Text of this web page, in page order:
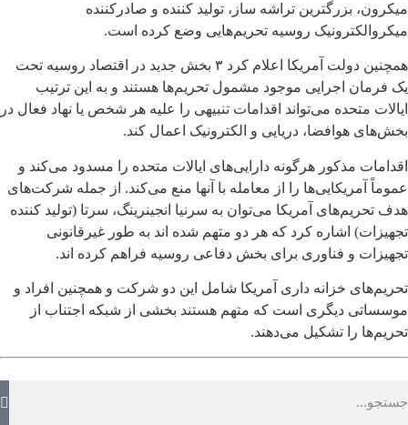
میکرون، بزرگترین تراشه ساز، تولید کننده و صادرکننده
میکروالکترونیک روسیه تحریم‌هایی وضع کرده است.
همچنین دولت آمریکا اعلام کرد ۳ بخش جدید در اقتصاد روسیه تحت
یک فرمان اجرایی موجود مشمول تحریم‌ها هستند و به این ترتیب
ایالات متحده می‌تواند اقدامات تنبیهی را علیه هر شخص یا نهاد فعال در
بخش‌های هوافضا، دریایی و الکترونیک اعمال کند.
اقدامات مذکور هرگونه دارایی‌های ایالات متحده را مسدود می‌کند و
عموماً آمریکایی‌ها را از معامله با آنها منع می‌کند. از جمله شرکت‌های
هدف تحریم‌های آمریکا می‌توان به سرنیا انجینرینگ، سرتا (تولید کننده
تجهیزات) اشاره کرد که هر دو متهم شده اند به طور غیرقانونی
تجهیزات و فناوری برای بخش دفاعی روسیه فراهم کرده اند.
تحریم‌های خزانه داری آمریکا شامل این دو شرکت و همچنین افراد و
موسساتی دیگری است که متهم هستند بخشی از شبکه اجتناب از
تحریم‌ها را تشکیل می‌دهند.